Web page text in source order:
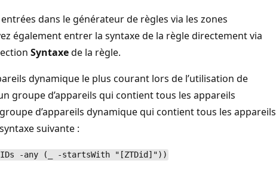
dans le générateur de règles via les zones
également entrer la syntaxe de la règle directement via
Syntaxede la règle.
dynamique le plus courant lors de l’utilisation de
groupe d’appareils qui contient tous les appareils
d’appareils dynamique qui contient tous les appareils
suivante :
-any (_ -startsWith "[ZTDid]"))